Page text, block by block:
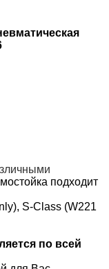
подходит
S-Class (W221
по всей